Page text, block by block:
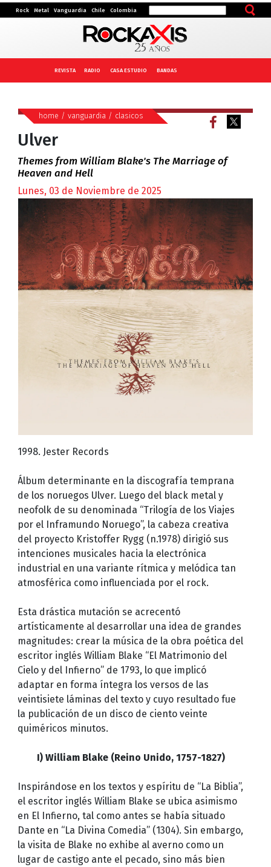
Rock Metal Vanguardia Chile Colombia
REVISTA RADIO CASA ESTUDIO BANDAS
home /vanguardia / clasicos
Ulver
Themes from William Blake's The Marriage of
Heaven and Hell
Lunes, 03 de Noviembre de 2025
1998. Jester Records
Álbum determinante en la discografía temprana
de los noruegos Ulver. Luego del black metal y
neofolk de su denominada “Trilogía de los Viajes
por el Inframundo Noruego”, la cabeza creativa
del proyecto Kristoffer Rygg (n.1978) dirigió sus
intenciones musicales hacia la electrónica
industrial en una variante rítmica y melódica tan
atmosférica como influenciada por el rock.
Esta drástica mutación se acrecentó
artísticamente al desarrollar una idea de grandes
magnitudes: crear la música de la obra poética del
escritor inglés William Blake “El Matrimonio del
Cielo y del Infierno” de 1793, lo que implicó
adaptar en forma íntegra los versos de las
veintisiete láminas del texto y cuyo resultado fue
la publicación de un disco de ciento veinte
quiméricos minutos.
I) William Blake (Reino Unido, 1757-1827)
Inspirándose en los textos y espíritu de “La Biblia”,
el escritor inglés William Blake se ubica asimismo
en El Infierno, tal como antes se había situado
Dante en “La Divina Comedia” (1304). Sin embargo,
la visita de Blake no exhibe al averno como un
lugar de castigo ante el pecado, sino más bien